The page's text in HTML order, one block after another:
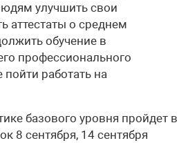
улучшить свои
аттестаты о среднем
обучение в
профессионального
работать на
базового уровня пройдет в
8 сентября, 14 сентября